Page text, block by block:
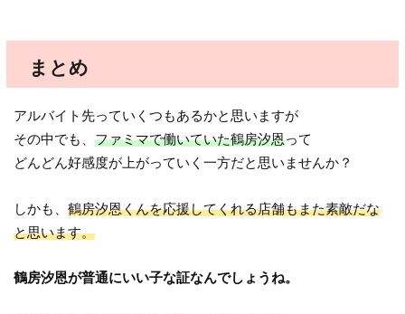
まとめ
アルバイト先っていくつもあるかと思いますが
その中でも、ファミマで働いていた鶴房汐恩って
どんどん好感度が上がっていく一方だと思いませんか？
しかも、鶴房汐恩くんを応援してくれる店舗もまた素敵だな
と思います。
鶴房汐恩が普通にいい子な証なんでしょうね。